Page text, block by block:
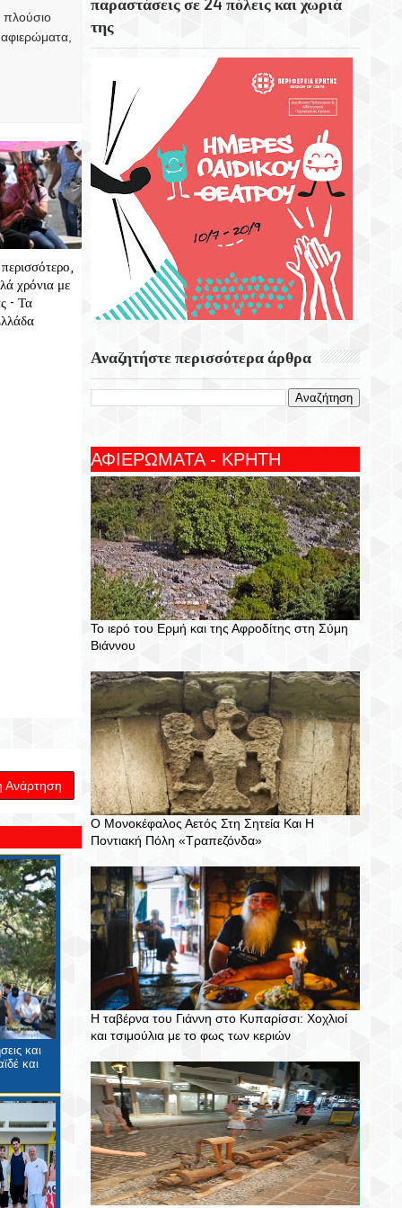
πλούσιο
χρόνια με
- Τα
Ανάρτηση
και
και
Εορτή Της Μεταμορφώσεως Του Σωτήρος
Στο Χωριό Απίδια Σητείας - Του Γεωργίου
Αυγουστινάκη
Το Εκκλησάκι Του Τιμίου Σταυρού Στο
Στρούμπουλα
6 Αυγούστου 1999 Φεύγει Απο Την Ζωή Η
Ρίτα Σακελαρίου
παραστάσεις σε 24 πόλεις και χωριά
της
Αναζητήστε περισσότερα άρθρα
ΑΦΙΕΡΩΜΑΤΑ - ΚΡΗΤΗ
Το ιερό του Ερμή και της Αφροδίτης στη Σύμη
Βιάννου
Ο Μονοκέφαλος Αετός Στη Σητεία Και Η
Ποντιακή Πόλη «Τραπεζόνδα»
Η ταβέρνα του Γιάννη στο Κυπαρίσσι: Χοχλιοί
και τσιμούλια με το φως των κεριών